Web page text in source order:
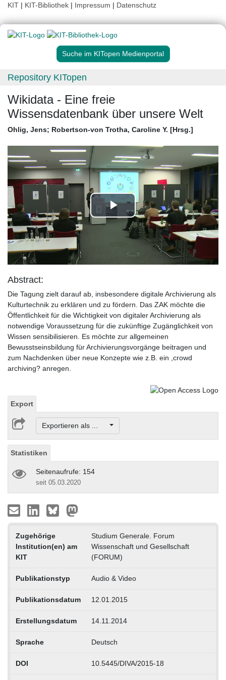
KIT | KIT-Bibliothek | Impressum | Datenschutz
Suche im KITopen Medienportal
Repository KITopen
Wikidata - Eine freie
Wissensdatenbank über unsere Welt
Ohlig, Jens; Robertson-von Trotha, Caroline Y. [Hrsg.]
Play
Video
Abstract:
Die Tagung zielt darauf ab, insbesondere digitale Archivierung als
Kulturtechnik zu erklären und zu fördern. Das ZAK möchte die
Öffentlichkeit für die Wichtigkeit von digitaler Archivierung als
notwendige Voraussetzung für die zukünftige Zugänglichkeit von
Wissen sensibilisieren. Es möchte zur allgemeinen
Bewusstseinsbildung für Archivierungsvorgänge beitragen und
zum Nachdenken über neue Konzepte wie z.B. ein ,crowd
archiving? anregen.
Export
Exportieren als ...
Statistiken
Seitenaufrufe: 154
seit 05.03.2020
Zugehörige
Institution(en) am
KIT
Studium Generale. Forum
Wissenschaft und Gesellschaft
(FORUM)
Publikationstyp Audio & Video
Publikationsdatum 12.01.2015
Erstellungsdatum 14.11.2014
Sprache Deutsch
DOI 10.5445/DIVA/2015-18